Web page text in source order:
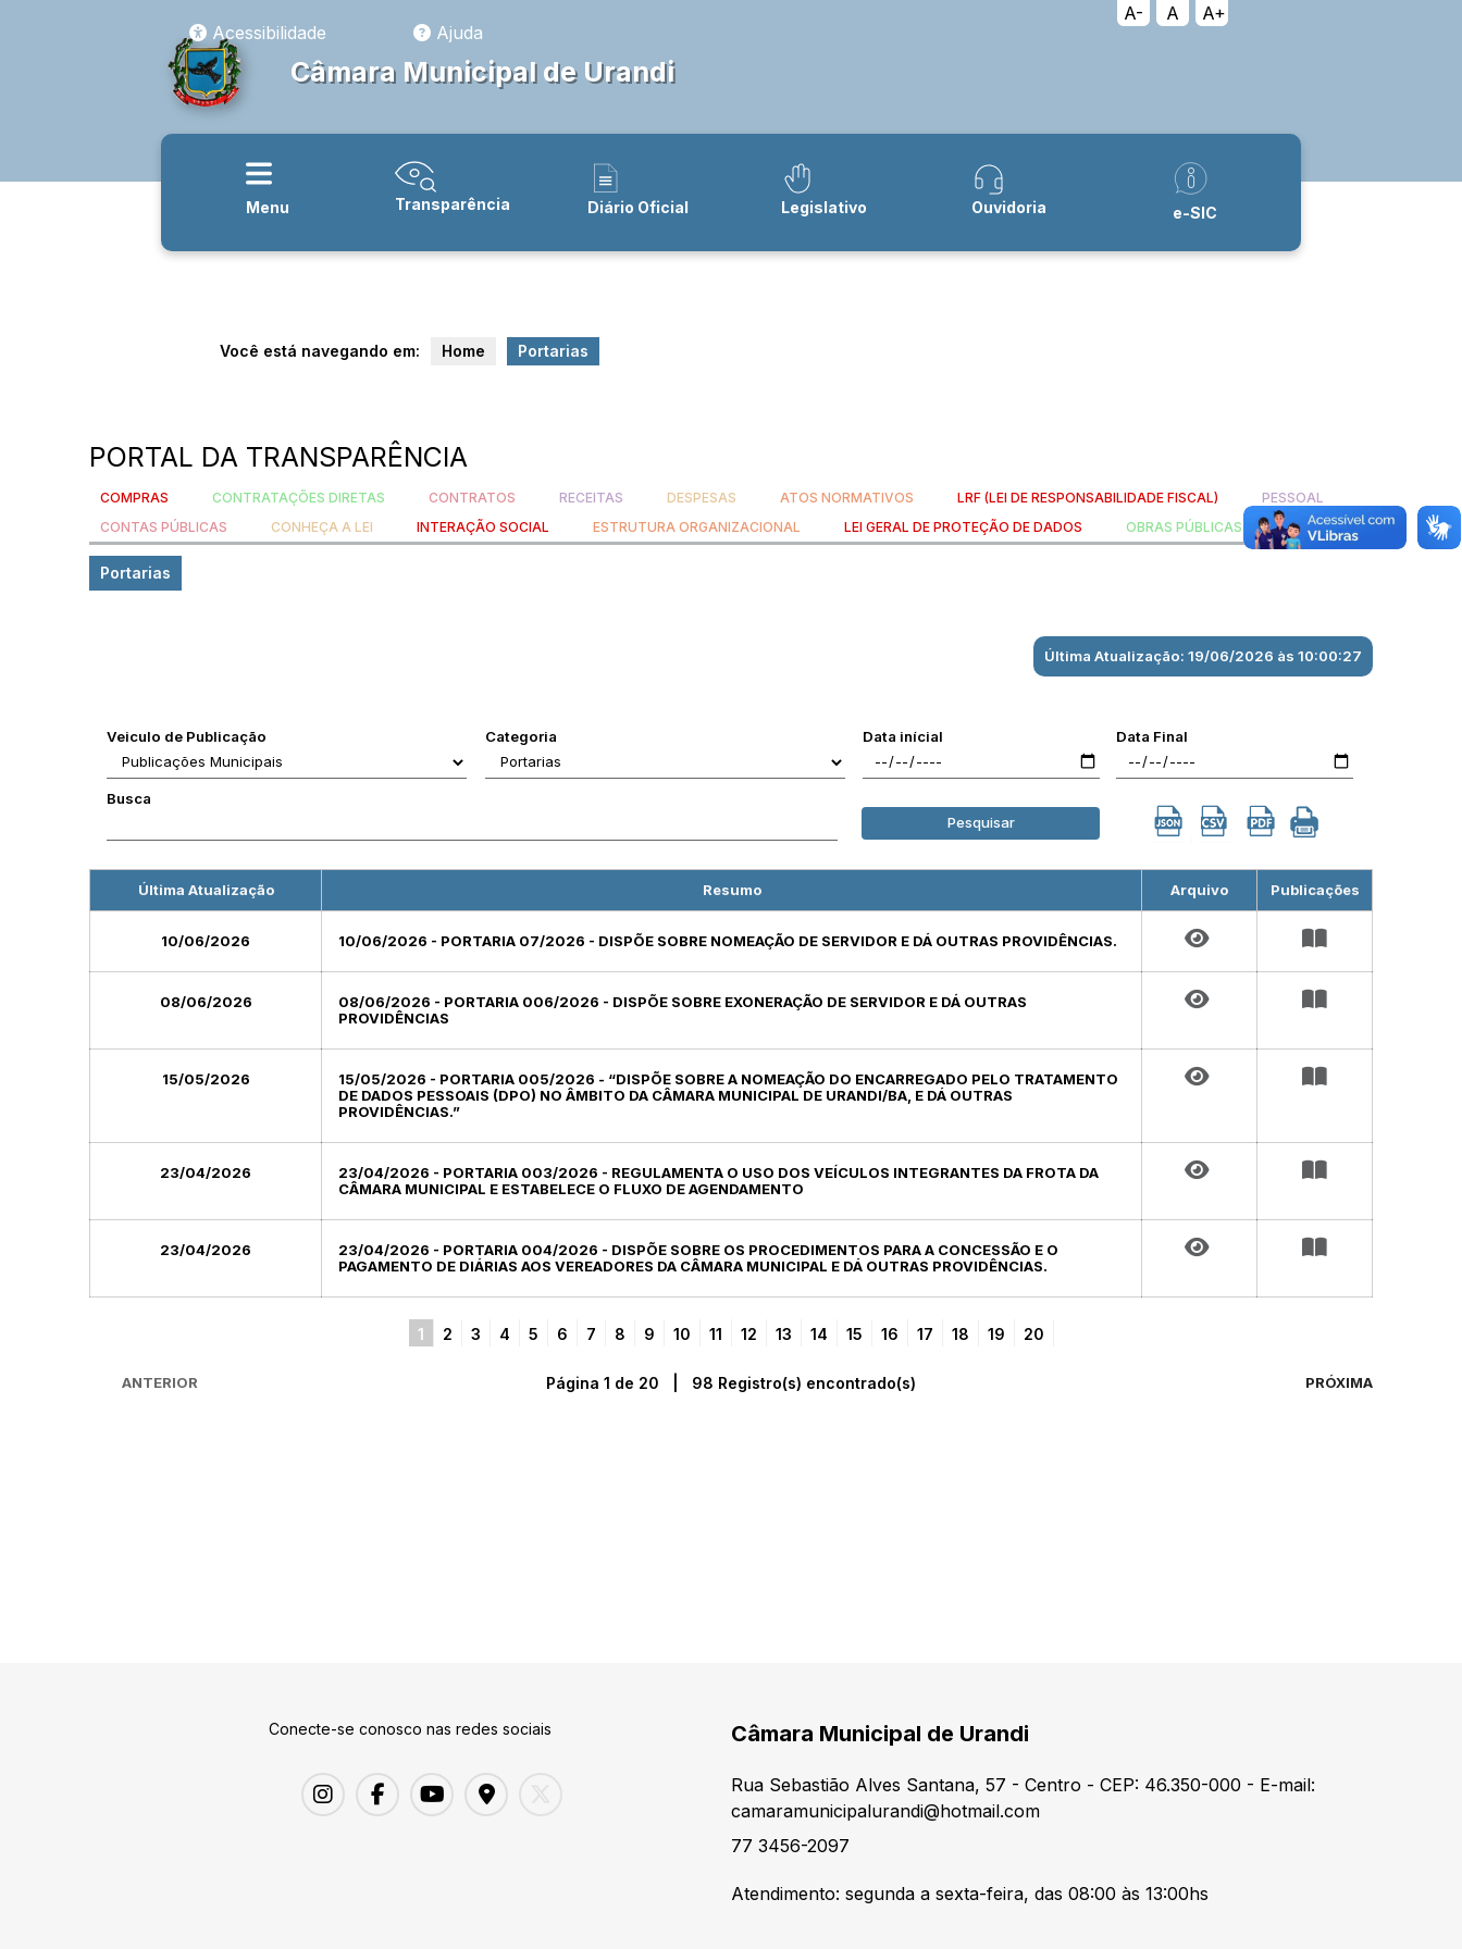
A- A
A+
Acessibilidade
Ajuda
Câmara Municipal de Urandi
Menu Transparência Diário Oficial Legislativo Ouvidoria e-SIC
Você está navegando em: Home Portarias
PORTAL DA TRANSPARÊNCIA
COMPRAS CONTRATAÇÕES DIRETAS CONTRATOS RECEITAS DESPESAS ATOS NORMATIVOS LRF (LEI DE RESPONSABILIDADE FISCAL)
PESSOAL
CONTAS PÚBLICAS
CONHEÇA A LEI INTERAÇÃO SOCIAL ESTRUTURA ORGANIZACIONAL LEI GERAL DE PROTEÇÃO DE DADOS OBRAS PÚBLICAS
Portarias
Última Atualização: 19/06/2026 às 10:00:27
Veiculo de Publicação Categoria Data inícial Data Final
Busca
Pesquisar
Última Atualização Resumo Arquivo Publicações
10/06/2026 10/06/2026 - PORTARIA 07/2026 - DISPÕE SOBRE NOMEAÇÃO DE SERVIDOR E DÁ OUTRAS PROVIDÊNCIAS.
08/06/2026
08/06/2026 - PORTARIA 006/2026 - DISPÕE SOBRE EXONERAÇÃO DE SERVIDOR E DÁ OUTRAS
PROVIDÊNCIAS
15/05/2026
15/05/2026 - PORTARIA 005/2026 - “DISPÕE SOBRE A NOMEAÇÃO DO ENCARREGADO PELO TRATAMENTO
DE DADOS PESSOAIS (DPO) NO ÂMBITO DA CÂMARA MUNICIPAL DE URANDI/BA, E DÁ OUTRAS
PROVIDÊNCIAS.”
23/04/2026
23/04/2026 - PORTARIA 003/2026 - REGULAMENTA O USO DOS VEÍCULOS INTEGRANTES DA FROTA DA
CÂMARA MUNICIPAL E ESTABELECE O FLUXO DE AGENDAMENTO
23/04/2026
23/04/2026 - PORTARIA 004/2026 - DISPÕE SOBRE OS PROCEDIMENTOS PARA A CONCESSÃO E O
PAGAMENTO DE DIÁRIAS AOS VEREADORES DA CÂMARA MUNICIPAL E DÁ OUTRAS PROVIDÊNCIAS.
1 2 3 4 5 6 7 8 9 10 11 12 13 14 15 16 17 18 19 20
ANTERIOR Página 1 de 20 | 98 Registro(s) encontrado(s) PRÓXIMA
Conecte-se conosco nas redes sociais Câmara Municipal de Urandi
Rua Sebastião Alves Santana, 57 - Centro - CEP: 46.350-000 - E-mail:
camaramunicipalurandi@hotmail.com
77 3456-2097
Atendimento: segunda a sexta-feira, das 08:00 às 13:00hs